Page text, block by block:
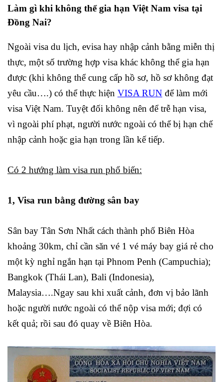
Làm gì khi không thể gia hạn Việt Nam visa tại
Đồng Nai?
Ngoài visa du lịch, evisa hay nhập cảnh bằng miễn thị
thực, một số trường hợp visa khác không thể gia hạn
được (khi không thể cung cấp hồ sơ, hồ sơ không đạt
yêu cầu….) có thể thực hiện VISA RUN để làm mới
visa Việt Nam. Tuyệt đối không nên để trễ hạn visa,
vì ngoài phí phạt, người nước ngoài có thể bị hạn chế
nhập cảnh hoặc gia hạn trong lần kế tiếp.
Có 2 hướng làm visa run phổ biến:
1, Visa run bằng đường sân bay
Sân bay Tân Sơn Nhất cách thành phố Biên Hòa
khoảng 30km, chỉ cần săn vé 1 vé máy bay giá rẻ cho
một kỳ nghỉ ngắn hạn tại Phnom Penh (Campuchia);
Bangkok (Thái Lan), Bali (Indonesia),
Malaysia….Ngay sau khi xuất cảnh, đơn vị bảo lãnh
hoặc người nước ngoài có thể nộp visa mới; đợi có
kết quả; rồi sau đó quay về Biên Hòa.